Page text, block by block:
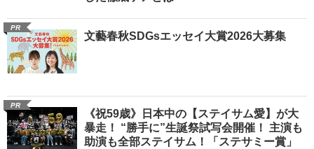
PR
文藝春秋SDGsエッセイ大賞2026大募集
PR
《祝59歳》日本中の【ステイサム愛】が大
暴走！ “勝手に”生誕祭試写会開催！ 主演も
助演も全部ステイサム！「ステサミー賞」